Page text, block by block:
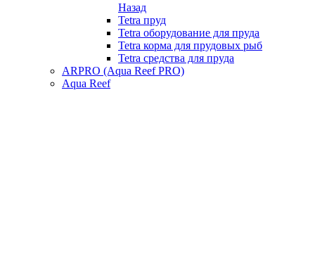
Назад
Tetra пруд
Tetra оборудование для пруда
Tetra корма для прудовых рыб
Tetra средства для пруда
ARPRO (Aqua Reef PRO)
Aqua Reef